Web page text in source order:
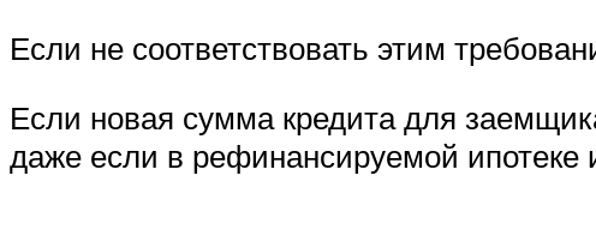
Если не соответствовать этим
Если новая сумма кредита для
даже если в рефинансируемой ипотеке